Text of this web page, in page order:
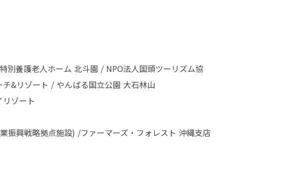
別養護老人ホーム 北斗園 / NPO法人国頭ツーリズム協
&リゾート / やんばる国立公園 大石林山
ゾート
振興戦略拠点施設) /ファーマーズ・フォレスト 沖縄支店